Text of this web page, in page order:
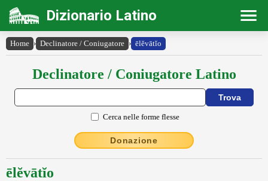
Dizionario Latino
Home › Declinatore / Coniugatore › ēlĕvātĭo
Declinatore / Coniugatore Latino
Cerca nelle forme flesse
Donazione
ēlĕvātĭo